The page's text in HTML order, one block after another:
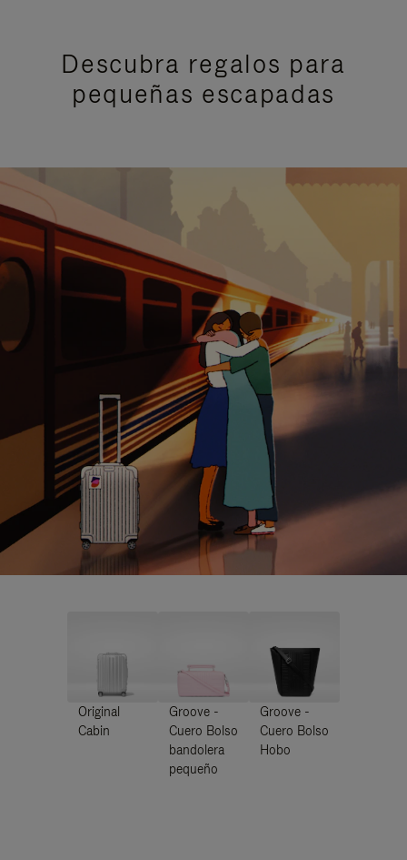
Descubra regalos para
pequeñas escapadas
Original
Cabin
Groove -
Cuero Bolso
bandolera
pequeño
Groove -
Cuero Bolso
Hobo